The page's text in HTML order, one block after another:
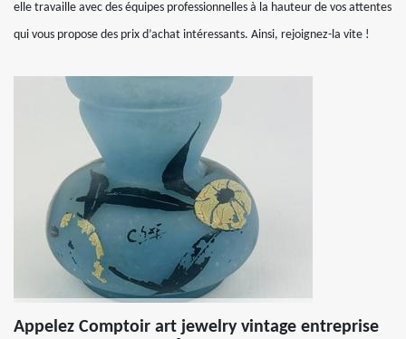
elle travaille avec des équipes professionnelles à la hauteur de vos attentes
qui vous propose des prix d’achat intéressants. Ainsi, rejoignez-la vite !
Appelez Comptoir art jewelry vintage entreprise